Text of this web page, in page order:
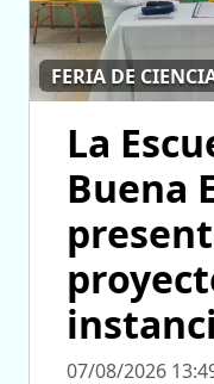
FERIA DE
La
Buena
07/08/2026